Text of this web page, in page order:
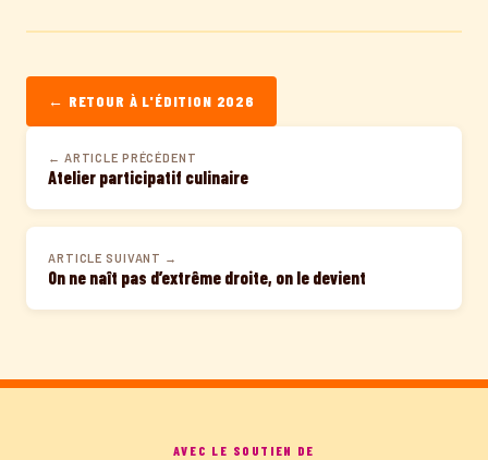
← RETOUR À L'ÉDITION 2026
← ARTICLE PRÉCÉDENT
Atelier participatif culinaire
ARTICLE SUIVANT →
On ne naît pas d’extrême droite, on le devient
AVEC LE SOUTIEN DE